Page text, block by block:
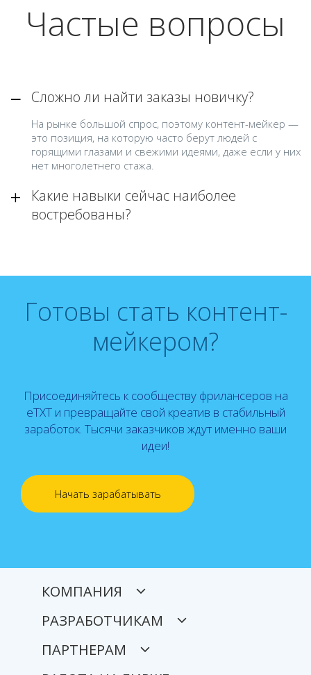
Частые вопросы
Сложно ли найти заказы новичку?
На рынке большой спрос, поэтому контент-мейкер —
это позиция, на которую часто берут людей с
горящими глазами и свежими идеями, даже если у них
нет многолетнего стажа.
Какие навыки сейчас наиболее
востребованы?
Готовы стать контент-
мейкером?
Присоединяйтесь к сообществу фрилансеров на
eTXT и превращайте свой креатив в стабильный
заработок. Тысячи заказчиков ждут именно ваши
идеи!
Начать зарабатывать
КОМПАНИЯ
РАЗРАБОТЧИКАМ
ПАРТНЕРАМ